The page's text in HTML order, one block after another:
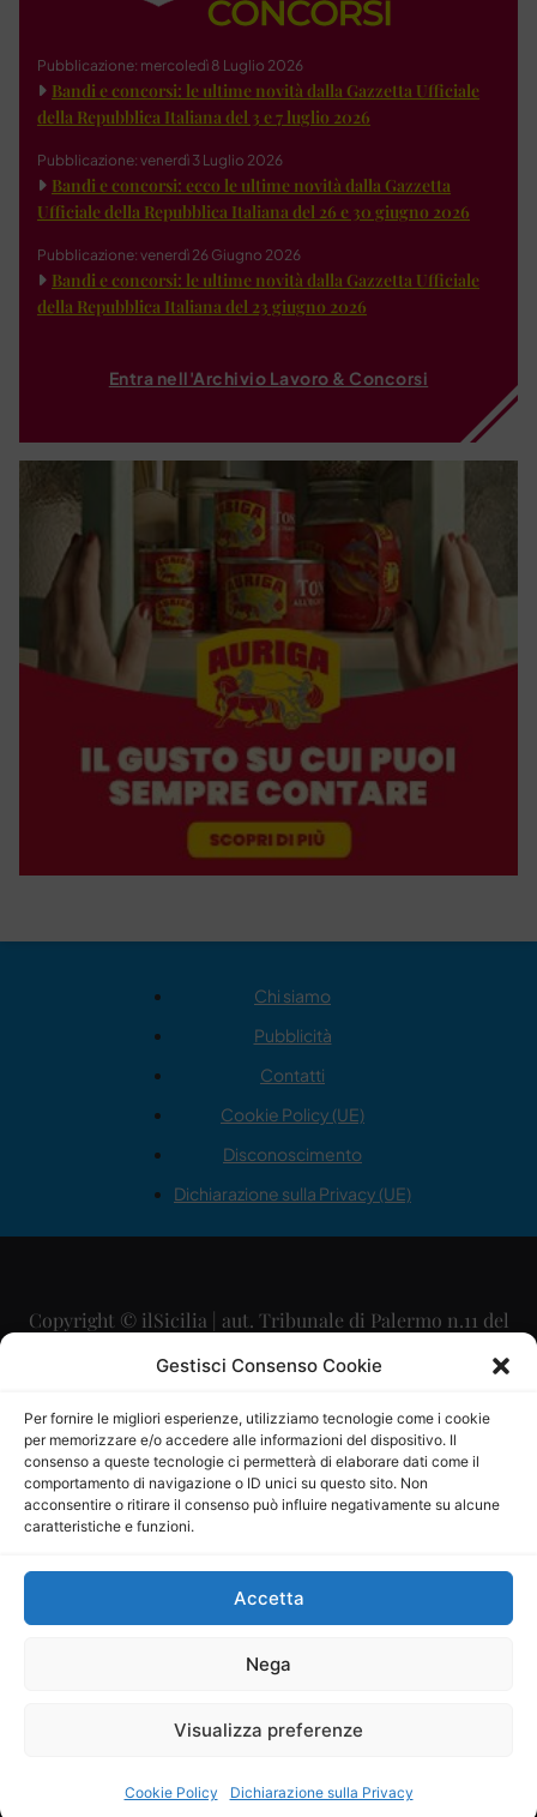
Gestisci Consenso Cookie
Per fornire le migliori esperienze, utilizziamo tecnologie come i cookie
per memorizzare e/o accedere alle informazioni del dispositivo. Il
consenso a queste tecnologie ci permetterà di elaborare dati come il
comportamento di navigazione o ID unici su questo sito. Non
acconsentire o ritirare il consenso può influire negativamente su alcune
caratteristiche e funzioni.
Accetta
Nega
Visualizza preferenze
Cookie Policy Dichiarazione sulla Privacy
Pubblicazione: mercoledì 8 Luglio 2026
Bandi e concorsi: le ultime novità dalla Gazzetta Ufficiale
della Repubblica Italiana del 3 e 7 luglio 2026
Pubblicazione: venerdì 3 Luglio 2026
Bandi e concorsi: ecco le ultime novità dalla Gazzetta
Ufficiale della Repubblica Italiana del 26 e 30 giugno 2026
Pubblicazione: venerdì 26 Giugno 2026
Bandi e concorsi: le ultime novità dalla Gazzetta Ufficiale
della Repubblica Italiana del 23 giugno 2026
Entra nell'Archivio Lavoro & Concorsi
Chi siamo
Pubblicità
Contatti
Cookie Policy (UE)
Disconoscimento
Dichiarazione sulla Privacy (UE)
Copyright © ilSicilia | aut. Tribunale di Palermo n.11 del
29/09/2015
Direttore Editoriale: Maurizio Scaglione
Direttore Responsabile: Maria Calabrese
P.IVA: 06334930820
Mercurio Comunicazione Società Cooperativa a r.l. è
iscritta al Registro degli Operatori di Comunicazione al
Sito gestito daLa Digitale srl–info@ladigitale.it